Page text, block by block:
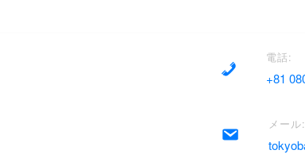
電話:
+81
メール: